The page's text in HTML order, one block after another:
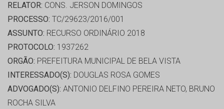
RELATOR: CONS. JERSON DOMINGOS
PROCESSO: TC/29623/2016/001
ASSUNTO: RECURSO ORDINÁRIO 2018
PROTOCOLO: 1937262
ORGÃO: PREFEITURA MUNICIPAL DE BELA VISTA
INTERESSADO(S): DOUGLAS ROSA GOMES
ADVOGADO(S): ANTONIO DELFINO PEREIRA NETO, BRUNO
ROCHA SILVA